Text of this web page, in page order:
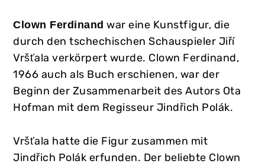
Clown Ferdinand war eine Kunstfigur, die
durch den tschechischen Schauspieler Jiří
Vršťala verkörpert wurde. Clown Ferdinand,
1966 auch als Buch erschienen, war der
Beginn der Zusammenarbeit des Autors Ota
Hofman mit dem Regisseur Jindřich Polák.
Vršťala hatte die Figur zusammen mit
Jindřich Polák erfunden. Der beliebte Clown